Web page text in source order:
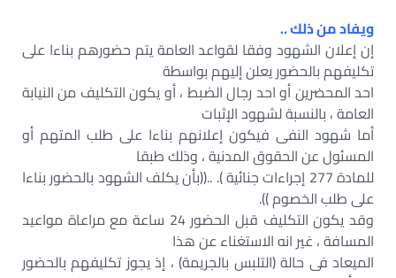
ويفاد من ذلك ..
إن إعلان الشهود وفقا لقواعد العامة يتم حضورهم بناءا على
تكليفهم بالحضور يعلن إليهم بواسطة
احد المحضرين أو احد رجال الضبط ، أو يكون التكليف من النيابة
العامة ، بالنسبة لشهود الإثبات
أما شهود النفى فيكون إعلانهم بناءا على طلب المتهم أو
المسئول عن الحقوق المدنية ، وذلك طبقا
للمادة 277 إجراءات جنائية ). ..((بأن يكلف الشهود بالحضور بناءا
على طلب الخصوم )).
وقد يكون التكليف قبل الحضور 24 ساعة مع مراعاة مواعيد
المسافة ، غير انه الاستغناء عن هذا
الميعاد فى حالة (التلبس بالجريمة) ، إذ يجوز تكليفهم بالحضور